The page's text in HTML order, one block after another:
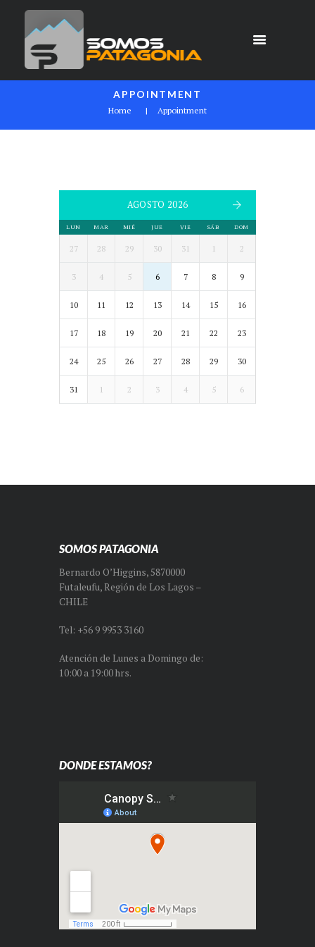
APPOINTMENT
Home Appointment
AGOSTO 2026
LUN MAR MIÉ JUE VIE SÁB DOM
27 28 29 30 31 1 2
3 4 5 6 7 8 9
10 11 12 13 14 15 16
17 18 19 20 21 22 23
24 25 26 27 28 29 30
31 1 2 3 4 5 6
SOMOS PATAGONIA
Bernardo O’Higgins, 5870000
Futaleufu, Región de Los Lagos –
CHILE
Tel: +56 9 9953 3160
Atención de Lunes a Domingo de:
10:00 a 19:00 hrs.
DONDE ESTAMOS?